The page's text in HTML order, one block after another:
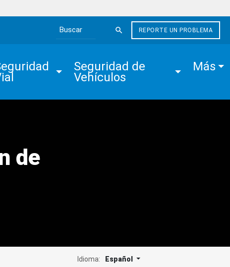
Search the site
REPORTE UN PROBLEMA
Seguridad de
Vehículos
Más
de
Idioma: Español